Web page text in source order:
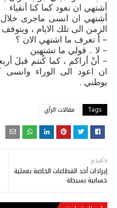
أشتهي ان نعود كما كنا أنقياء
أشتهي ان انسى ماجرى خلال
الزمن الى تلك الايام ،
– أ تعرف ما اشتهي الان ؟
– لا .. قولي ما تشتهين
– أنْ أراكم ، كما كُنتم قبلَ
ان اعود الى الوراء
بوطني .
Tags مقالات الرأي
أقدم
إيرادات أحد القطاعات الخاصة بعملية
حسابية بسيطة